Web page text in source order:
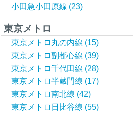
小田急小田原線 (23)
東京メトロ
東京メトロ丸の内線 (15)
東京メトロ副都心線 (39)
東京メトロ千代田線 (28)
東京メトロ半蔵門線 (17)
東京メトロ南北線 (42)
東京メトロ日比谷線 (55)